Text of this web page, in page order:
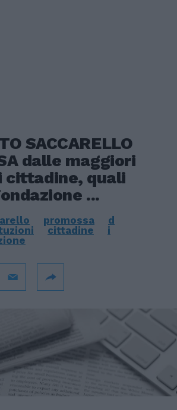
SACCARELLO
dalle maggiori
cittadine, quali
...
promossa
d
cittadine
i